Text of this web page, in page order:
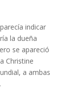
indicar
la dueña
se apareció
Christine
a ambas